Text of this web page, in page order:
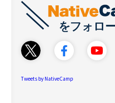
Tweets by NativeCamp